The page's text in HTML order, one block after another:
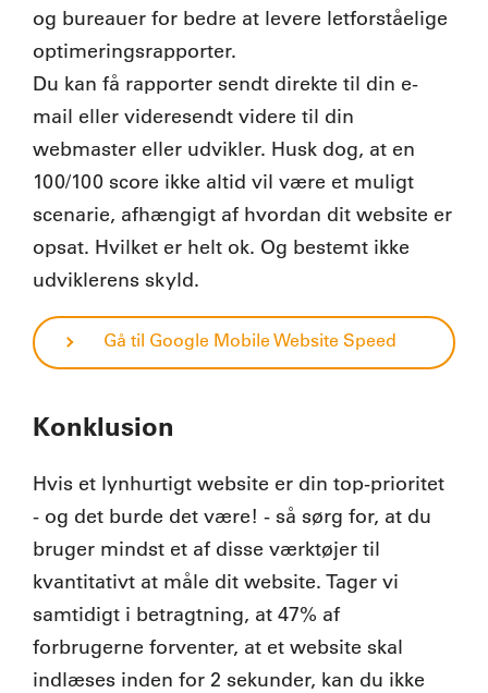
og bureauer for bedre at levere letforståelige
optimeringsrapporter.
Du kan få rapporter sendt direkte til din e-
mail eller videresendt videre til din
webmaster eller udvikler. Husk dog, at en
100/100 score ikke altid vil være et muligt
scenarie, afhængigt af hvordan dit website er
opsat. Hvilket er helt ok. Og bestemt ikke
udviklerens skyld.
Gå til Google Mobile Website Speed
Konklusion
Hvis et lynhurtigt website er din top-prioritet
- og det burde det være! - så sørg for, at du
bruger mindst et af disse værktøjer til
kvantitativt at måle dit website. Tager vi
samtidigt i betragtning, at 47% af
forbrugerne forventer, at et website skal
indlæses inden for 2 sekunder, kan du ikke